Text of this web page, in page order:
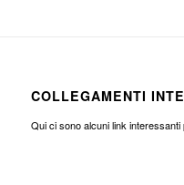
COLLEGAMENTI
Qui ci sono alcuni link